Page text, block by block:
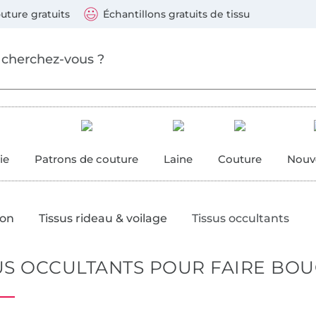
gratuits Échantillons gratuits de tissu
Patrons de couture Laine Couture
Tissus rideau & voilage Tissus occultants
OCCULTANTS POUR FAIRE
suivants : Visa, Mastercard, Carte bleue, PayPal,